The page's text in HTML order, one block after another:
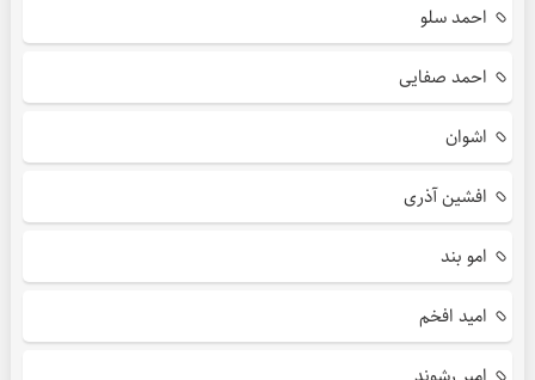
احمد سلو
احمد صفایی
اشوان
افشین آذری
امو بند
امید افخم